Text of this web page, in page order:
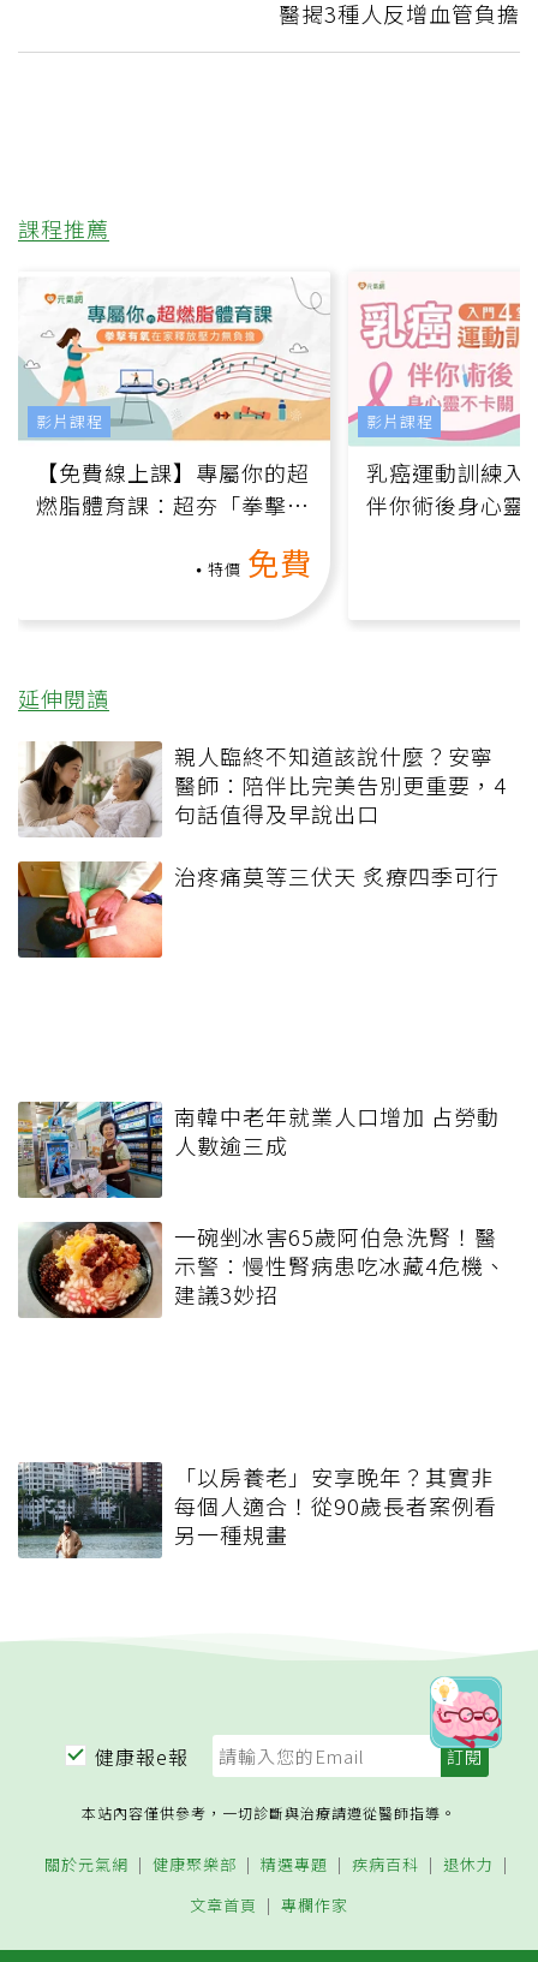
醫揭3種人反增血管負擔
課程推薦
【免費線上課】專屬你的超
燃脂體育課：超夯「拳擊有
特價 免費
影片課程
乳癌運動訓練入
伴你術後身心靈
影片課程
延伸閱讀
親人臨終不知道該說什麼？安寧
醫師：陪伴比完美告別更重要，4
句話值得及早說出口
治疼痛莫等三伏天 炙療四季可行
南韓中老年就業人口增加 占勞動
人數逾三成
一碗剉冰害65歲阿伯急洗腎！醫
示警：慢性腎病患吃冰藏4危機、
建議3妙招
「以房養老」安享晚年？其實非
每個人適合！從90歲長者案例看
另一種規畫
健康報e報
本站內容僅供參考，一切診斷與治療請遵從醫師指導。
關於元氣網 健康聚樂部 精選專題 疾病百科
退休力
文章首頁
專欄作家